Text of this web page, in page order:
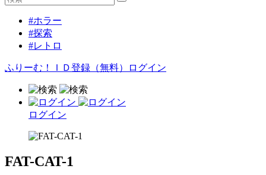
#ホラー
#探索
#レトロ
ふりーむ！ＩＤ登録（無料） ログイン
ログイン
FAT-CAT-1